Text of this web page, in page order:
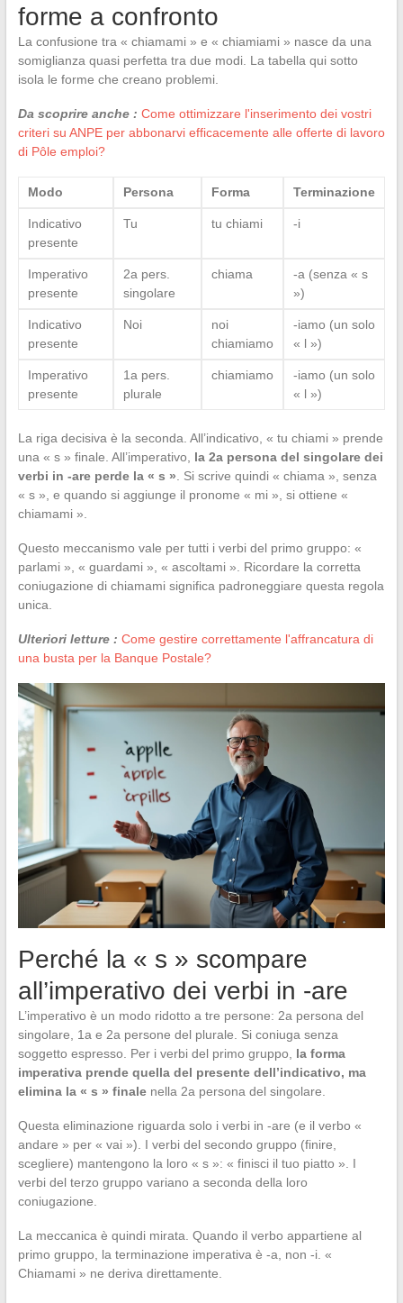
forme a confronto
La confusione tra « chiamami » e « chiamiami » nasce da una
somiglianza quasi perfetta tra due modi. La tabella qui sotto
isola le forme che creano problemi.
Da scoprire anche : Come ottimizzare l'inserimento dei vostri
criteri su ANPE per abbonarvi efficacemente alle offerte di lavoro
di Pôle emploi?
Modo Persona Forma Terminazione
Indicativo
presente
Tu tu chiami -i
Imperativo
presente
2a pers.
singolare
chiama
-a (senza « s
»)
Indicativo
presente
Noi
noi
chiamiamo
-iamo (un solo
« l »)
Imperativo
presente
1a pers.
plurale
chiamiamo
-iamo (un solo
« l »)
La riga decisiva è la seconda. All’indicativo, « tu chiami » prende
una « s » finale. All’imperativo, la 2a persona del singolare dei
verbi in -are perde la « s » . Si scrive quindi « chiama », senza
« s », e quando si aggiunge il pronome « mi », si ottiene «
chiamami ».
Questo meccanismo vale per tutti i verbi del primo gruppo: «
parlami », « guardami », « ascoltami ». Ricordare la corretta
coniugazione di chiamami significa padroneggiare questa regola
unica.
Ulteriori letture : Come gestire correttamente l'affrancatura di
una busta per la Banque Postale?
Perché la « s » scompare
all’imperativo dei verbi in -are
L’imperativo è un modo ridotto a tre persone: 2a persona del
singolare, 1a e 2a persone del plurale. Si coniuga senza
soggetto espresso. Per i verbi del primo gruppo, la forma
imperativa prende quella del presente dell’indicativo, ma
elimina la « s » finalenella 2a persona del singolare.
Questa eliminazione riguarda solo i verbi in -are (e il verbo «
andare » per « vai »). I verbi del secondo gruppo (finire,
scegliere) mantengono la loro « s »: « finisci il tuo piatto ». I
verbi del terzo gruppo variano a seconda della loro
coniugazione.
La meccanica è quindi mirata. Quando il verbo appartiene al
primo gruppo, la terminazione imperativa è -a, non -i. «
Chiamami » ne deriva direttamente.